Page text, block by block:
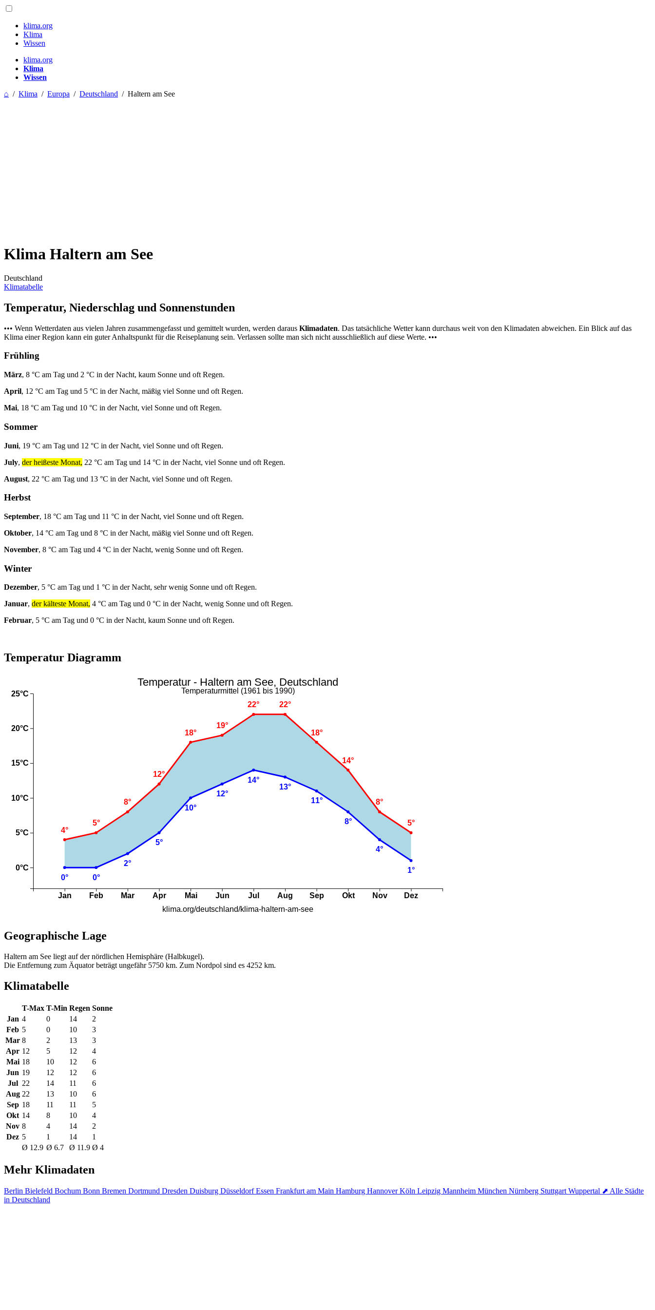
klima.org
Klima
Wissen
klima.org
Klima
Wissen
⌂ / Klima / Europa / Deutschland / Haltern am See
Klima Haltern am See
Deutschland
Klimatabelle
Temperatur, Niederschlag und Sonnenstunden
••• Wenn Wetterdaten aus vielen Jahren zusammengefasst und gemittelt wurden, werden daraus Klimadaten. Das tatsächliche Wetter kann durchaus weit von den Klimadaten abweichen. Ein Blick auf das
Klima einer Region kann ein guter Anhaltspunkt für die Reiseplanung sein. Verlassen sollte man sich nicht ausschließlich auf diese Werte. •••
Frühling
März, 8 °C am Tag und 2 °C in der Nacht, kaum Sonne und oft Regen.
April, 12 °C am Tag und 5 °C in der Nacht, mäßig viel Sonne und oft Regen.
Mai, 18 °C am Tag und 10 °C in der Nacht, viel Sonne und oft Regen.
Sommer
Juni, 19 °C am Tag und 12 °C in der Nacht, viel Sonne und oft Regen.
July, der heißeste Monat, 22 °C am Tag und 14 °C in der Nacht, viel Sonne und oft Regen.
August, 22 °C am Tag und 13 °C in der Nacht, viel Sonne und oft Regen.
Herbst
September, 18 °C am Tag und 11 °C in der Nacht, viel Sonne und oft Regen.
Oktober, 14 °C am Tag und 8 °C in der Nacht, mäßig viel Sonne und oft Regen.
November, 8 °C am Tag und 4 °C in der Nacht, wenig Sonne und oft Regen.
Winter
Dezember, 5 °C am Tag und 1 °C in der Nacht, sehr wenig Sonne und oft Regen.
Januar, der kälteste Monat, 4 °C am Tag und 0 °C in der Nacht, wenig Sonne und oft Regen.
Februar, 5 °C am Tag und 0 °C in der Nacht, kaum Sonne und oft Regen.
Temperatur Diagramm
Geographische Lage
Haltern am See liegt auf der nördlichen Hemisphäre (Halbkugel).
Die Entfernung zum Äquator beträgt ungefähr 5750 km. Zum Nordpol sind es 4252 km.
Klimatabelle
T-Max T-Min Regen Sonne
Jan 4 0 14
2
Feb 5 0 10
3
Mar 8 2 13
3
Apr 12 5 12
4
Mai 18 10 12
6
Jun 19 12 12
6
Jul 22 14 11
6
Aug 22 13 10
6
Sep 18 11 11
5
Okt 14 8 10
4
Nov 8 4 14
2
Dez 5 1 14
1
Ø 12.9 Ø 6.7 Ø 11.9 Ø 4
Mehr Klimadaten
Berlin Bielefeld Bochum Bonn Bremen Dortmund Dresden Duisburg DüsseldorfEssen Frankfurt am Main Hamburg HannoverKöln Leipzig Mannheim München Nürnberg Stuttgart Wuppertal ⬈ Alle Städte
in Deutschland